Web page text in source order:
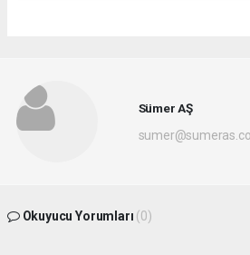
Sümer AŞ
Okuyucu Yorumları (0)